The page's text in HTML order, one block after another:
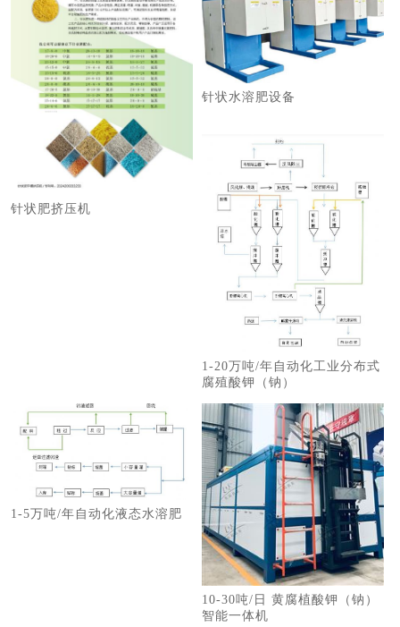
针状肥挤压机
针状水溶肥设备
1-20万吨/年自动化工业分布式
腐殖酸钾（钠）
1-5万吨/年自动化液态水溶肥
10-30吨/日 黄腐植酸钾（钠）
智能一体机